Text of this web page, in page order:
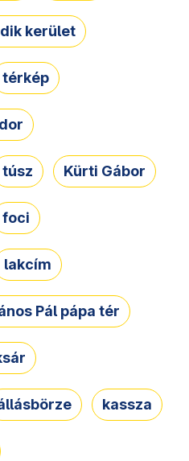
kerület
térkép
túsz Kürti Gábor
foci
lakcím
Pál pápa tér
kassza